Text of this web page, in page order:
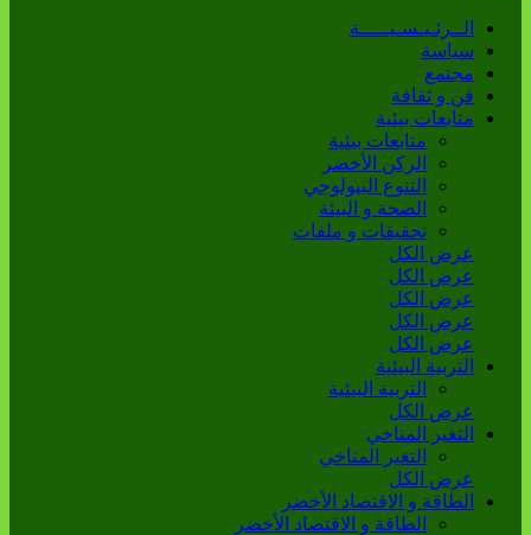
الــرئـيـسـيـــــة
سياسة
مجتمع
فن و ثقافة
متابعات بيئية
متابعات بيئية
الركن الأخضر
التنوع البيولوجي
الصحة و البيئة
تحقيقات و ملفات
عرض الكل
عرض الكل
عرض الكل
عرض الكل
عرض الكل
التربية البيئية
التربية البيئية
عرض الكل
التغير المناخي
التغير المناخي
عرض الكل
الطاقة و الاقتصاد الأخضر
الطاقة و الاقتصاد الأخضر